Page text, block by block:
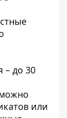
– до 30
или